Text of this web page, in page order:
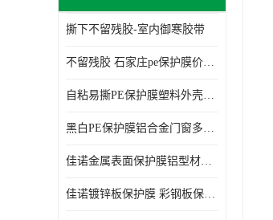
撕下不留残胶-室内御寒胶带
不留残胶 石家庄pe保护膜价格 塑料薄膜
自粘易撕PE保护膜塑料外壳导光板亚克力板膜操作方便
黑白PE保护膜铝合金门窗多种颜色支持定制生产
佳诺金属表面保护膜铝型材保护膜不留残胶铝合金窗框保护胶带
佳诺镀锌板保护膜 彩钢板保护pe保护膜